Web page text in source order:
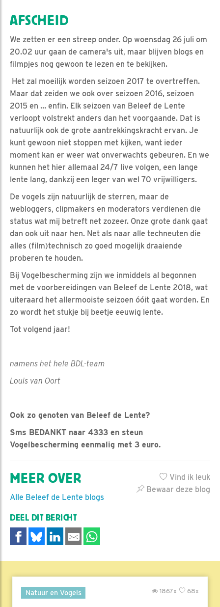
AFSCHEID
We zetten er een streep onder. Op woensdag 26 juli om
20.02 uur gaan de camera's uit, maar blijven blogs en
filmpjes nog gewoon te lezen en te bekijken.
Het zal moeilijk worden seizoen 2017 te overtreffen.
Maar dat zeiden we ook over seizoen 2016, seizoen
2015 en … enfin. Elk seizoen van Beleef de Lente
verloopt volstrekt anders dan het voorgaande. Dat is
natuurlijk ook de grote aantrekkingskracht ervan. Je
kunt gewoon niet stoppen met kijken, want ieder
moment kan er weer wat onverwachts gebeuren. En we
kunnen het hier allemaal 24/7 live volgen, een lange
lente lang, dankzij een leger van wel 70 vrijwilligers.
De vogels zijn natuurlijk de sterren, maar de
webloggers, clipmakers en moderators verdienen die
status wat mij betreft net zozeer. Onze grote dank gaat
dan ook uit naar hen. Net als naar alle techneuten die
alles (film)technisch zo goed mogelijk draaiende
proberen te houden.
Bij Vogelbescherming zijn we inmiddels al begonnen
met de voorbereidingen van Beleef de Lente 2018, wat
uiteraard het allermooiste seizoen óóit gaat worden. En
zo wordt het stukje bij beetje eeuwig lente.
Tot volgend jaar!
namens het hele BDL-team
Louis van Oort
Ook zo genoten van Beleef de Lente?
Sms BEDANKT naar 4333 en steun
Vogelbescherming eenmalig met 3 euro.
Vind ik leuk
Bewaar deze blog
MEER OVER
Alle Beleef de Lente blogs
DEEL DIT BERICHT
Natuur en Vogels 68x
1867x